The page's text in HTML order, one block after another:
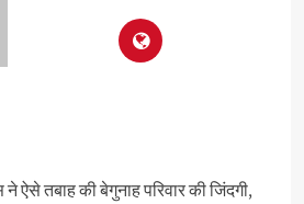
ऐसे तबाह की बेगुनाह परिवार की जिंदगी,